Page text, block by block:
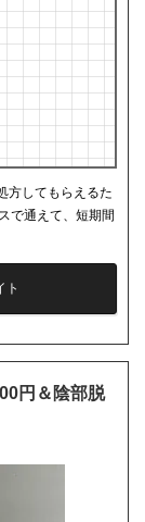
方してもらえるた
で通えて、短期間
ト
円＆陰部脱